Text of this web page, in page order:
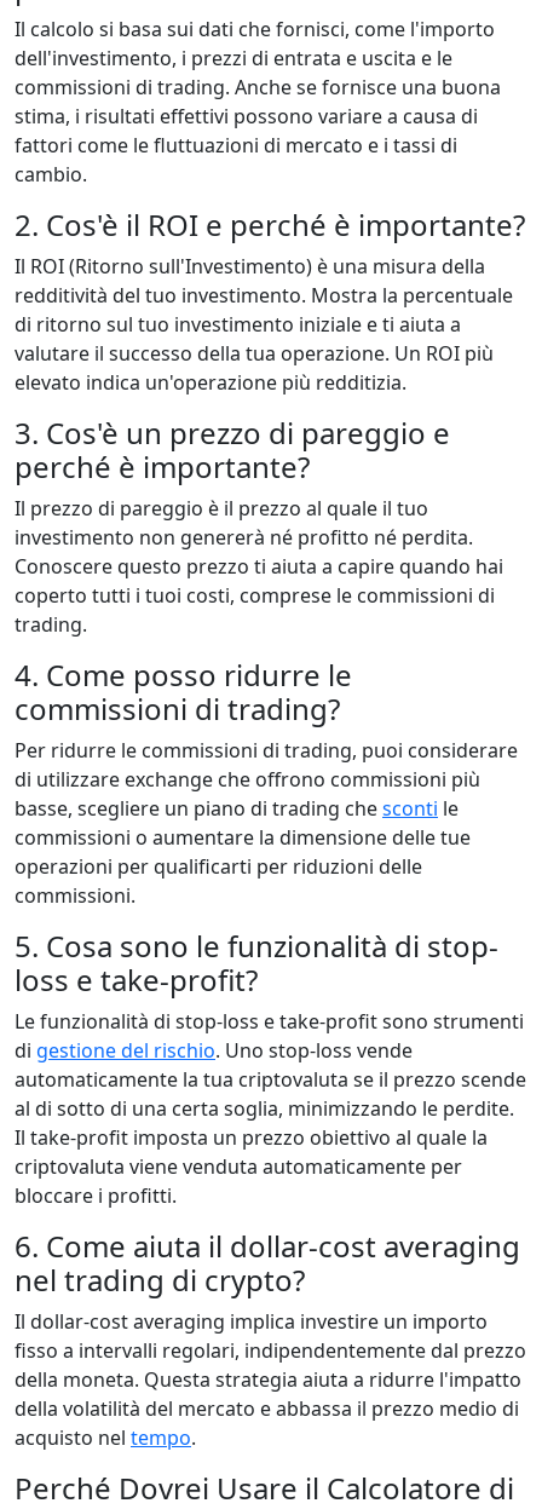
Il calcolo si basa sui dati che fornisci, come l'importo
dell'investimento, i prezzi di entrata e uscita e le
commissioni di trading. Anche se fornisce una buona
stima, i risultati effettivi possono variare a causa di
fattori come le fluttuazioni di mercato e i tassi di
cambio.
2. Cos'è il ROI e perché è importante?
Il ROI (Ritorno sull'Investimento) è una misura della
redditività del tuo investimento. Mostra la percentuale
di ritorno sul tuo investimento iniziale e ti aiuta a
valutare il successo della tua operazione. Un ROI più
elevato indica un'operazione più redditizia.
3. Cos'è un prezzo di pareggio e
perché è importante?
Il prezzo di pareggio è il prezzo al quale il tuo
investimento non genererà né profitto né perdita.
Conoscere questo prezzo ti aiuta a capire quando hai
coperto tutti i tuoi costi, comprese le commissioni di
trading.
4. Come posso ridurre le
commissioni di trading?
Per ridurre le commissioni di trading, puoi considerare
di utilizzare exchange che offrono commissioni più
basse, scegliere un piano di trading chesconti le
commissioni o aumentare la dimensione delle tue
operazioni per qualificarti per riduzioni delle
commissioni.
5. Cosa sono le funzionalità di stop-
loss e take-profit?
Le funzionalità di stop-loss e take-profit sono strumenti
di gestione del rischio. Uno stop-loss vende
automaticamente la tua criptovaluta se il prezzo scende
al di sotto di una certa soglia, minimizzando le perdite.
Il take-profit imposta un prezzo obiettivo al quale la
criptovaluta viene venduta automaticamente per
bloccare i profitti.
6. Come aiuta il dollar-cost averaging
nel trading di crypto?
Il dollar-cost averaging implica investire un importo
fisso a intervalli regolari, indipendentemente dal prezzo
della moneta. Questa strategia aiuta a ridurre l'impatto
della volatilità del mercato e abbassa il prezzo medio di
acquisto nel tempo.
Perché Dovrei Usare il Calcolatore di